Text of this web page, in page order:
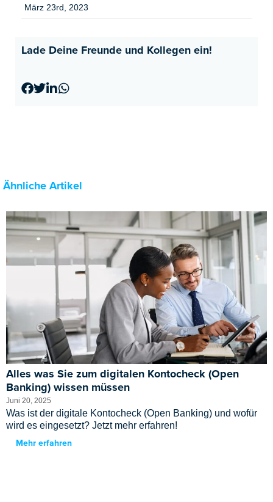
März 23rd, 2023
Lade Deine Freunde und Kollegen ein!
Ähnliche Artikel
Alles was Sie zum digitalen Kontocheck (Open
Banking) wissen müssen
Juni 20, 2025
Was ist der digitale Kontocheck (Open Banking) und wofür
wird es eingesetzt? Jetzt mehr erfahren!
Mehr erfahren